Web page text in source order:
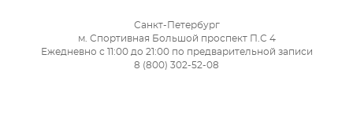
Санкт-Петербург
м. Спортивная Большой проспект П.С 4
Ежедневно с 11:00 до 21:00 по предварительной записи
8 (800) 302-52-08